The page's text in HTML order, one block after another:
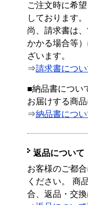
ご注文時に希
しております。
尚、請求書は
かかる場合等
ざいます。
⇒請求書につ
■納品書につい
お届けする商
⇒納品書につ
返品について
お客様のご都
ください。 商
合、返品・交